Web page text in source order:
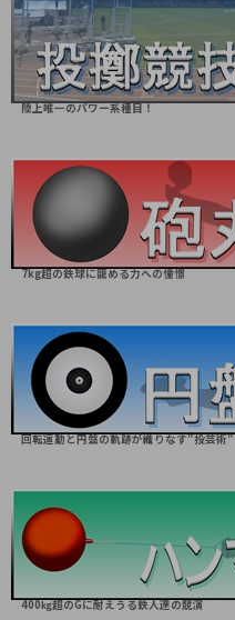
陸上唯一のパワー系種目！
7kg超の鉄球に籠める力への憧憬
回転運動と円盤の軌跡が織りなす"投芸術"
400㎏超のGに耐えうる鉄人達の競演